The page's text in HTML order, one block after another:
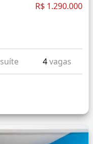
R$ 1.290.000
suíte 4vagas